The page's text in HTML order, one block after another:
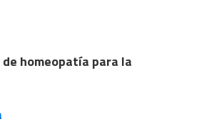
homeopatía para la